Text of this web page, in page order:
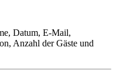
Datum, E-Mail,
Anzahl der Gäste und